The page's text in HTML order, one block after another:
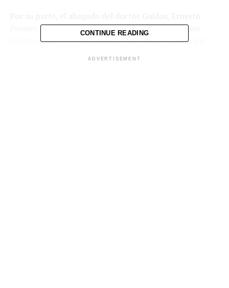
Feusier, dijo que su defendido fu sometido a un caso
injusto donde le “mancillaron su honor y su prestigio
CONTINUE READING
ADVERTISEMENT